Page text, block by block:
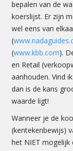
bepalen van de
koerslijst. Er zijn
wel eens van
(
(www.kbb.com).
en Retail
aanhouden. Vind
dan is de kans
waarde ligt!
Wanneer je de
(kentekenbewijs)
het NIET mogelijk